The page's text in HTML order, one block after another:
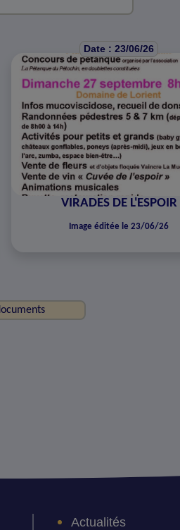
Date : 23/06/26
VIRADES DE L'ESPOIR
Image éditée le 23/06/26
Actualités